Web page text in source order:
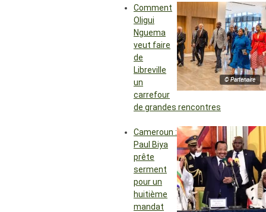
© Partenaire
Comment
Oligui
Nguema
veut faire
de
Libreville
un
carrefour
de grandes rencontres
Cameroun :
Paul Biya
prête
serment
pour un
huitième
mandat